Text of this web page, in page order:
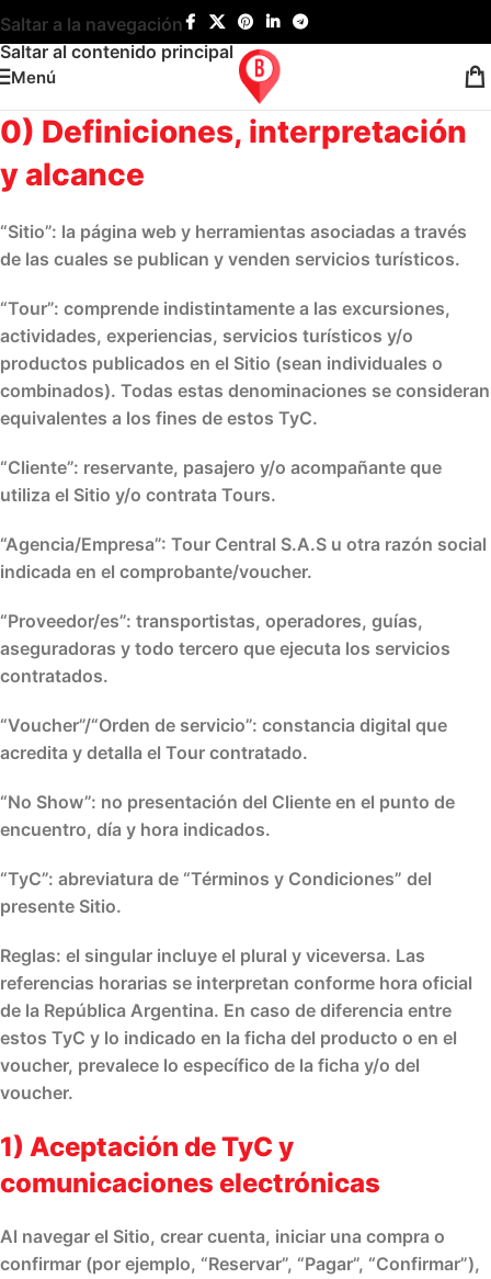
Saltar a la navegación
Saltar al contenido principal
Menú
0) Definiciones, interpretación
y alcance
“Sitio”: la página web y herramientas asociadas a través
de las cuales se publican y venden servicios turísticos.
“Tour”: comprende indistintamente a las excursiones,
actividades, experiencias, servicios turísticos y/o
productos publicados en el Sitio (sean individuales o
combinados). Todas estas denominaciones se consideran
equivalentes a los fines de estos TyC.
“Cliente”: reservante, pasajero y/o acompañante que
utiliza el Sitio y/o contrata Tours.
“Agencia/Empresa”: Tour Central S.A.S u otra razón social
indicada en el comprobante/voucher.
“Proveedor/es”: transportistas, operadores, guías,
aseguradoras y todo tercero que ejecuta los servicios
contratados.
“Voucher”/“Orden de servicio”: constancia digital que
acredita y detalla el Tour contratado.
“No Show”: no presentación del Cliente en el punto de
encuentro, día y hora indicados.
“TyC”: abreviatura de “Términos y Condiciones” del
presente Sitio.
Reglas: el singular incluye el plural y viceversa. Las
referencias horarias se interpretan conforme hora oficial
de la República Argentina. En caso de diferencia entre
estos TyC y lo indicado en la ficha del producto o en el
voucher, prevalece lo específico de la ficha y/o del
voucher.
1) Aceptación de TyC y
comunicaciones electrónicas
Al navegar el Sitio, crear cuenta, iniciar una compra o
confirmar (por ejemplo, “Reservar”, “Pagar”, “Confirmar”),